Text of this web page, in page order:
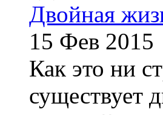
Двойная
15 Фев 2015
Как это ни
существует